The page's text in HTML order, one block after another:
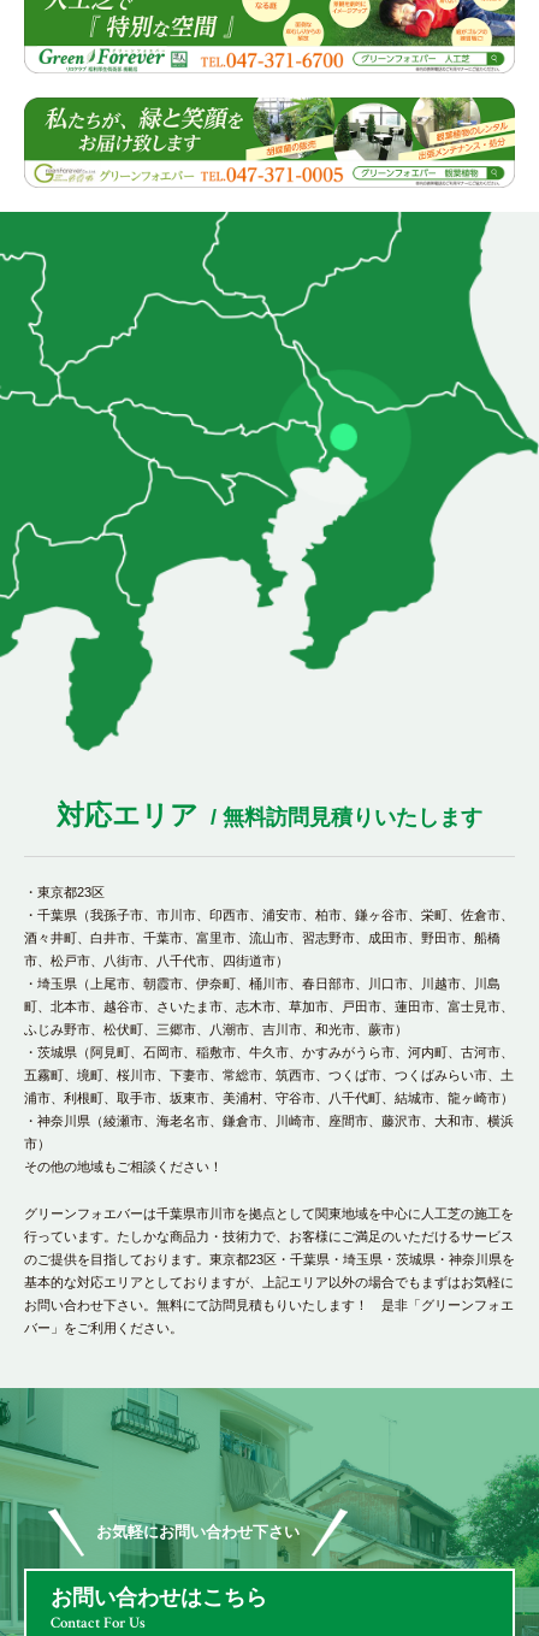
対応エリア / 無料訪問見積りいたします
・東京都23区
・千葉県（我孫子市、市川市、印西市、浦安市、柏市、鎌ヶ谷市、栄町、佐倉市、
酒々井町、白井市、千葉市、富里市、流山市、習志野市、成田市、野田市、船橋
市、松戸市、八街市、八千代市、四街道市）
・埼玉県（上尾市、朝霞市、伊奈町、桶川市、春日部市、川口市、川越市、川島
町、北本市、越谷市、さいたま市、志木市、草加市、戸田市、蓮田市、富士見市、
ふじみ野市、松伏町、三郷市、八潮市、吉川市、和光市、蕨市）
・茨城県（阿見町、石岡市、稲敷市、牛久市、かすみがうら市、河内町、古河市、
五霧町、境町、桜川市、下妻市、常総市、筑西市、つくば市、つくばみらい市、土
浦市、利根町、取手市、坂東市、美浦村、守谷市、八千代町、結城市、龍ヶ崎市）
・神奈川県（綾瀬市、海老名市、鎌倉市、川崎市、座間市、藤沢市、大和市、横浜
市）
その他の地域もご相談ください！
グリーンフォエバーは千葉県市川市を拠点として関東地域を中心に人工芝の施工を
行っています。たしかな商品力・技術力で、お客様にご満足のいただけるサービス
のご提供を目指しております。東京都23区・千葉県・埼玉県・茨城県・神奈川県を
基本的な対応エリアとしておりますが、上記エリア以外の場合でもまずはお気軽に
お問い合わせ下さい。無料にて訪問見積もりいたします！ 是非「グリーンフォエ
バー」をご利用ください。
お気軽にお問い合わせ下さい
お問い合わせはこちら
Contact For Us